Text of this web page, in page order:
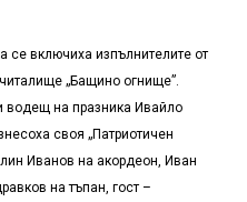
се включиха изпълнителите от
„Бащино огнище”.
водещ на празника Ивайло
своя „Патриотичен
Иванов на акордеон, Иван
на тъпан, гост –